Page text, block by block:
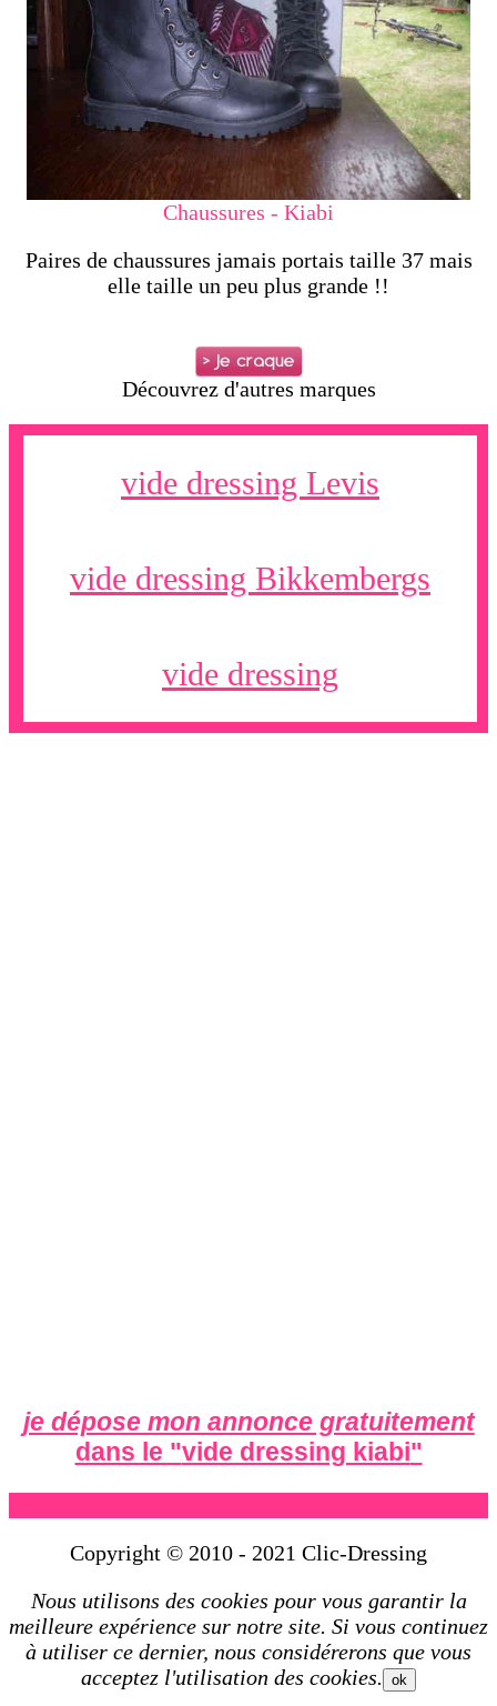
Chaussures - Kiabi
Paires de chaussures jamais portais taille 37 mais
elle taille un peu plus grande !!
Découvrez d'autres marques
vide dressing Levis
vide dressing Bikkembergs
vide dressing
je dépose mon annonce gratuitement
dans le "vide dressing kiabi"
Copyright © 2010 - 2021 Clic-Dressing
Nous utilisons des cookies pour vous garantir la
meilleure expérience sur notre site. Si vous continuez
à utiliser ce dernier, nous considérerons que vous
acceptez l'utilisation des cookies.